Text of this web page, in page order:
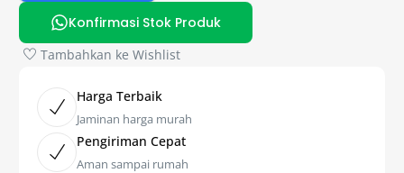
Konfirmasi Stok Produk
Tambahkan ke Wishlist
Harga Terbaik
Jaminan harga murah
Pengiriman Cepat
Aman sampai rumah